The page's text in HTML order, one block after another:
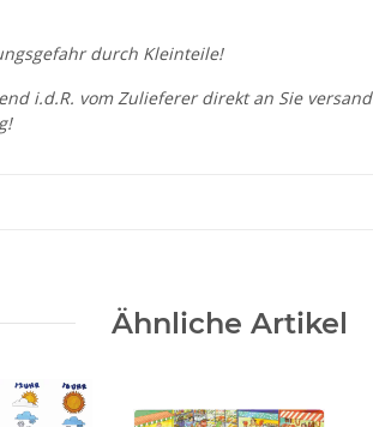
durch Kleinteile!
i.d.R. vom Zulieferer direkt an Sie
Ähnliche Artikel